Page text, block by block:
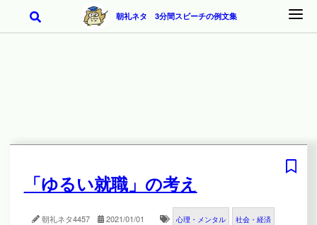
朝礼ネタ 3分間スピーチの例文集
「ゆるい就職」の考え
朝礼ネタ4457 2021/01/01 心理・メンタル 社会・経済